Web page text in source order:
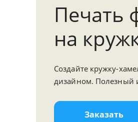
Печать
на
Создайте кружку-
дизайном. Полезный
Заказать